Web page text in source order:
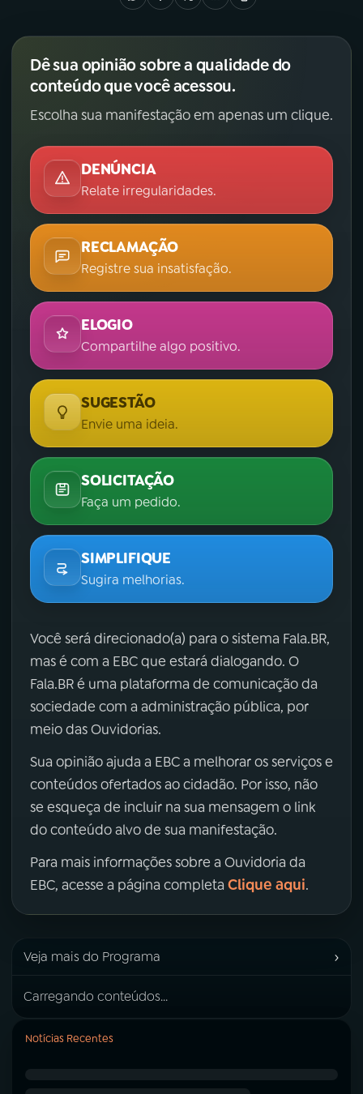
Dê sua opinião sobre a qualidade do
conteúdo que você acessou.
Escolha sua manifestação em apenas um clique.
DENÚNCIA
Relate irregularidades.
RECLAMAÇÃO
Registre sua insatisfação.
ELOGIO
Compartilhe algo positivo.
SUGESTÃO
Envie uma ideia.
SOLICITAÇÃO
Faça um pedido.
SIMPLIFIQUE
Sugira melhorias.
Você será direcionado(a) para o sistema Fala.BR,
mas é com a EBC que estará dialogando. O
Fala.BR é uma plataforma de comunicação da
sociedade com a administração pública, por
meio das Ouvidorias.
Sua opinião ajuda a EBC a melhorar os serviços e
conteúdos ofertados ao cidadão. Por isso, não
se esqueça de incluir na sua mensagem o link
do conteúdo alvo de sua manifestação.
Para mais informações sobre a Ouvidoria da
EBC, acesse a página completa Clique aqui.
Veja mais do Programa ›
Carregando conteúdos...
Notícias Recentes